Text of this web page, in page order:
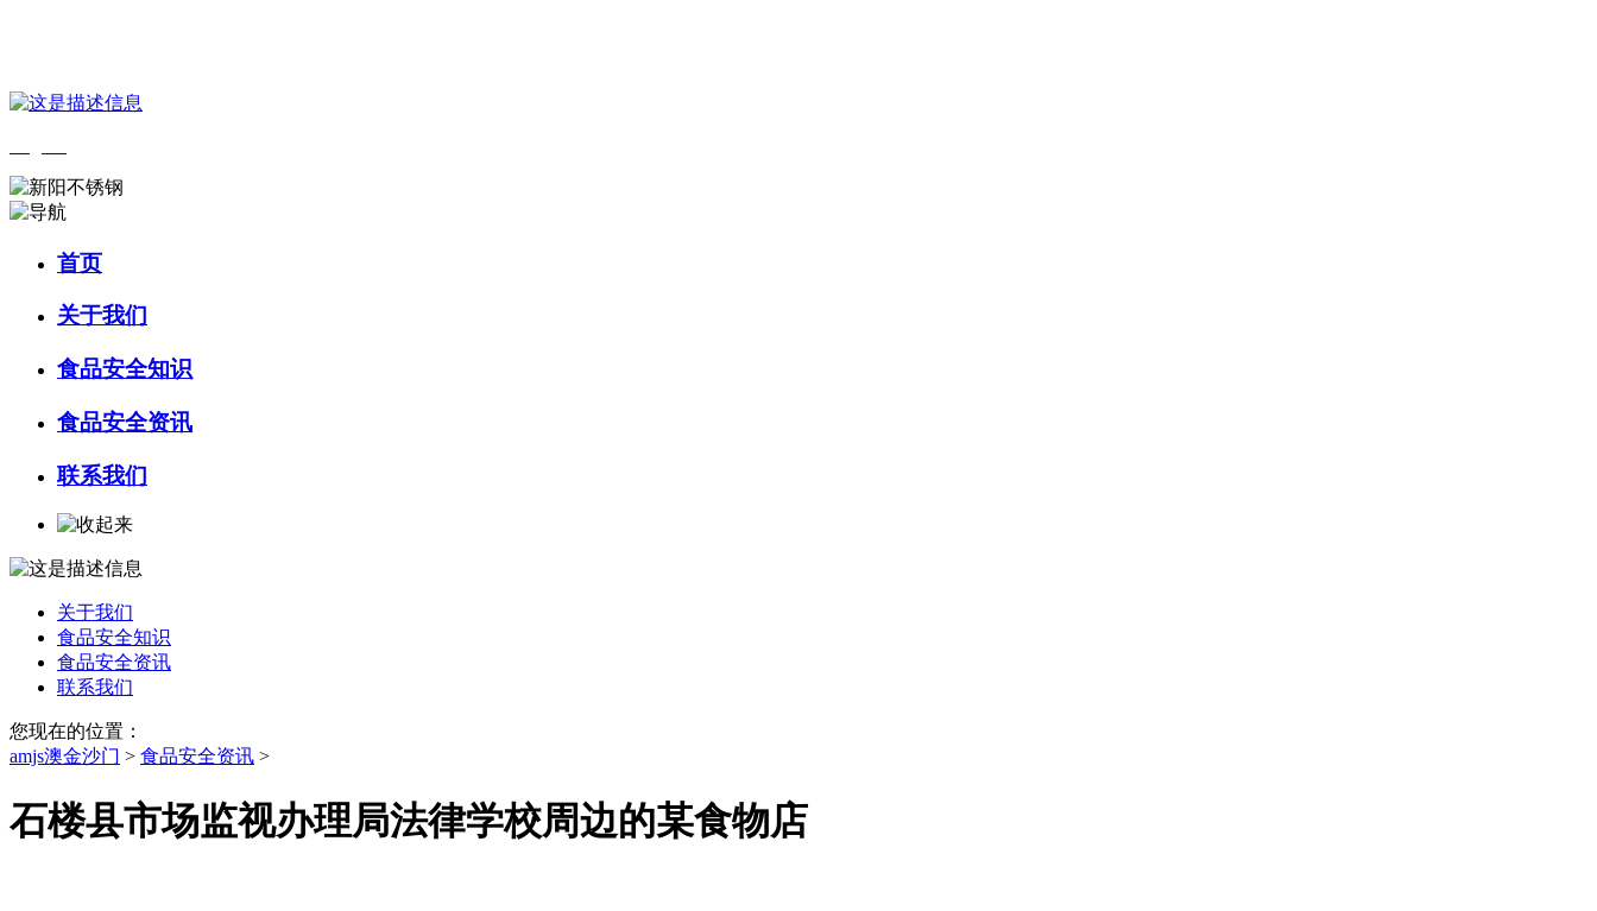
首页
关于我们
食品安全知识
食品安全资讯
联系我们
关于我们
食品安全知识
食品安全资讯
联系我们
您现在的位置：
amjs澳金沙门 > 食品安全资讯 >
石楼县市场监视办理局法律学校周边的某食物店